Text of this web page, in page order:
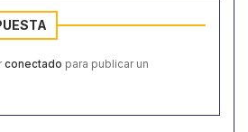
conectado para publicar un